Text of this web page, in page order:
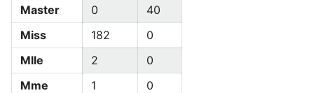
Master
0
40
Miss
182
0
Mlle
2
0
Mme
1
0